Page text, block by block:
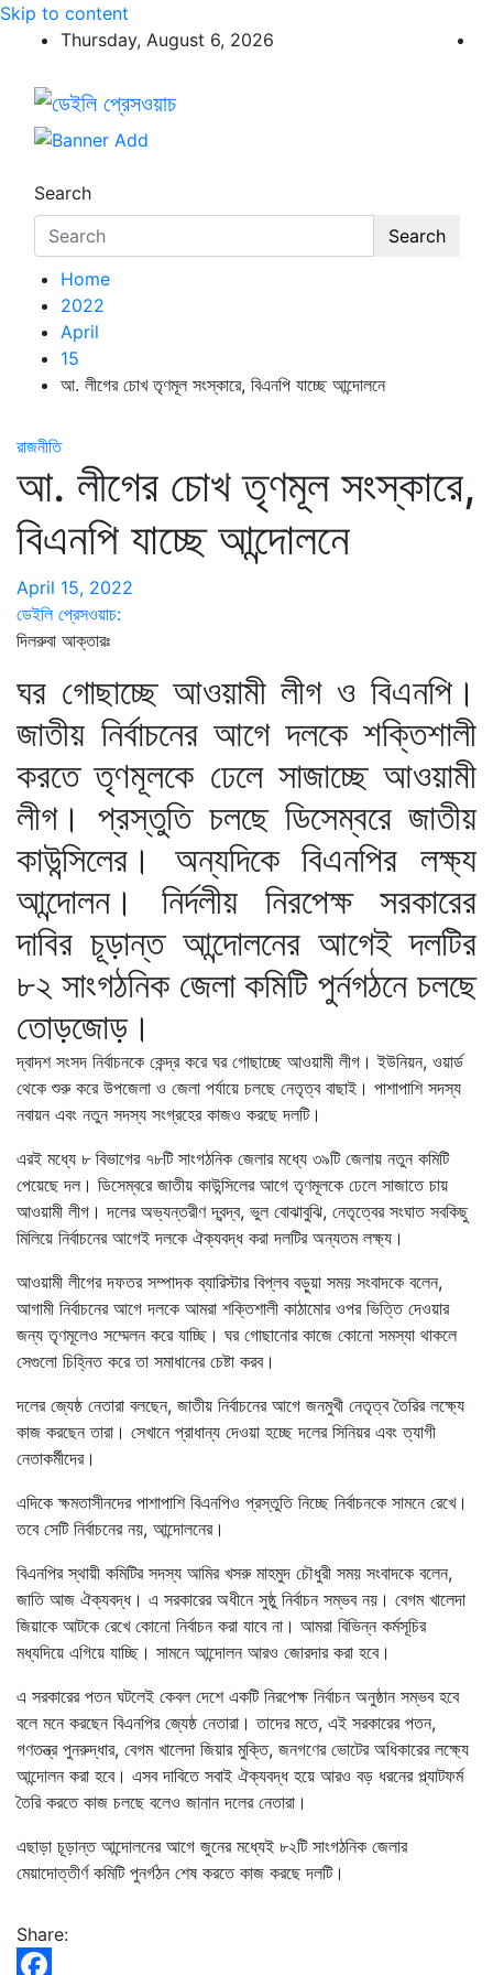
Skip to content
Thursday, August 6, 2026
ডেইলি প্রেসওয়াচ
ডেইলি প্রেসওয়াচ মুক্তিযুদ্ধের চেতনায় উদ্বুদ্ধ মুখপত্র
Search
Search
Home
2022
April
15
আ. লীগের চোখ তৃণমূল সংস্কারে, বিএনপি যাচ্ছে আন্দোলনে
রাজনীতি
আ. লীগের চোখ তৃণমূল সংস্কারে,
বিএনপি যাচ্ছে আন্দোলনে
April 15, 2022
ডেইলি প্রেসওয়াচ:
দিলরুবা আক্তারঃ
ঘর গোছাচ্ছে আওয়ামী লীগ ও বিএনপি।
জাতীয় নির্বাচনের আগে দলকে শক্তিশালী
করতে তৃণমূলকে ঢেলে সাজাচ্ছে আওয়ামী
লীগ। প্রস্তুতি চলছে ডিসেম্বরে জাতীয়
কাউন্সিলের। অন্যদিকে বিএনপির লক্ষ্য
আন্দোলন। নির্দলীয় নিরপেক্ষ সরকারের
দাবির চূড়ান্ত আন্দোলনের আগেই দলটির
৮২ সাংগঠনিক জেলা কমিটি পুর্নগঠনে চলছে
তোড়জোড়।
দ্বাদশ সংসদ নির্বাচনকে কেন্দ্র করে ঘর গোছাচ্ছে আওয়ামী লীগ। ইউনিয়ন, ওয়ার্ড
থেকে শুরু করে উপজেলা ও জেলা পর্যায়ে চলছে নেতৃত্ব বাছাই। পাশাপাশি সদস্য
নবায়ন এবং নতুন সদস্য সংগ্রহের কাজও করছে দলটি।
এরই মধ্যে ৮ বিভাগের ৭৮টি সাংগঠনিক জেলার মধ্যে ৩৯টি জেলায় নতুন কমিটি
পেয়েছে দল। ডিসেম্বরে জাতীয় কাউন্সিলের আগে তৃণমূলকে ঢেলে সাজাতে চায়
আওয়ামী লীগ। দলের অভ্যন্তরীণ দ্বন্দ্ব, ভুল বোঝাবুঝি, নেতৃত্বের সংঘাত সবকিছু
মিলিয়ে নির্বাচনের আগেই দলকে ঐক্যবদ্ধ করা দলটির অন্যতম লক্ষ্য।
আওয়ামী লীগের দফতর সম্পাদক ব্যারিস্টার বিপ্লব বড়ুয়া সময় সংবাদকে বলেন,
আগামী নির্বাচনের আগে দলকে আমরা শক্তিশালী কাঠামোর ওপর ভিত্তি দেওয়ার
জন্য তৃণমূলেও সম্মেলন করে যাচ্ছি। ঘর গোছানোর কাজে কোনো সমস্যা থাকলে
সেগুলো চিহ্নিত করে তা সমাধানের চেষ্টা করব।
দলের জ্যেষ্ঠ নেতারা বলছেন, জাতীয় নির্বাচনের আগে জনমুখী নেতৃত্ব তৈরির লক্ষ্যে
কাজ করছেন তারা। সেখানে প্রাধান্য দেওয়া হচ্ছে দলের সিনিয়র এবং ত্যাগী
নেতাকর্মীদের।
এদিকে ক্ষমতাসীনদের পাশাপাশি বিএনপিও প্রস্তুতি নিচ্ছে নির্বাচনকে সামনে রেখে।
তবে সেটি নির্বাচনের নয়, আন্দোলনের।
বিএনপির স্থায়ী কমিটির সদস্য আমির খসরু মাহমুদ চৌধুরী সময় সংবাদকে বলেন,
জাতি আজ ঐক্যবদ্ধ। এ সরকারের অধীনে সুষ্ঠু নির্বাচন সম্ভব নয়। বেগম খালেদা
জিয়াকে আটকে রেখে কোনো নির্বাচন করা যাবে না। আমরা বিভিন্ন কর্মসূচির
মধ্যদিয়ে এগিয়ে যাচ্ছি। সামনে আন্দোলন আরও জোরদার করা হবে।
এ সরকারের পতন ঘটলেই কেবল দেশে একটি নিরপেক্ষ নির্বাচন অনুষ্ঠান সম্ভব হবে
বলে মনে করছেন বিএনপির জ্যেষ্ঠ নেতারা। তাদের মতে, এই সরকারের পতন,
গণতন্ত্র পুনরুদ্ধার, বেগম খালেদা জিয়ার মুক্তি, জনগণের ভোটের অধিকারের লক্ষ্যে
আন্দোলন করা হবে। এসব দাবিতে সবাই ঐক্যবদ্ধ হয়ে আরও বড় ধরনের প্ল্যাটফর্ম
তৈরি করতে কাজ চলছে বলেও জানান দলের নেতারা।
এছাড়া চূড়ান্ত আন্দোলনের আগে জুনের মধ্যেই ৮২টি সাংগঠনিক জেলার
মেয়াদোত্তীর্ণ কমিটি পুনর্গঠন শেষ করতে কাজ করছে দলটি।
Share: